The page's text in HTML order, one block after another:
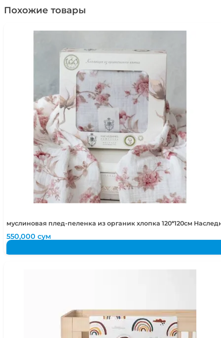
Похожие товары
муслиновая плед-пеленка из органик хлопка 120*120см
550,000сум